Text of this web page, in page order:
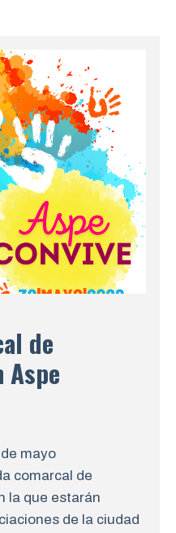
de
mayo
comarcal de
la que estarán
de la ciudad